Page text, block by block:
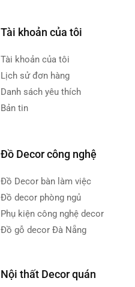
Tài khoản của tôi
Tài khoản của tôi
Lịch sử đơn hàng
Danh sách yêu thích
Bản tin
Đồ Decor công nghệ
Đồ Decor bàn làm việc
Đồ decor phòng ngủ
Phụ kiện công nghệ decor
Đồ gỗ decor Đà Nẵng
Nội thất Decor quán